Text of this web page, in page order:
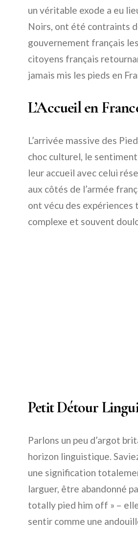
un véritable exode a eu
Noirs, ont été contraints
gouvernement français
citoyens français
jamais mis les pieds en
L’Accueil en
L’arrivée massive des
choc culturel, le
leur accueil avec celui
aux côtés de l’armée
ont vécu des expériences
complexe et souvent
Petit Détour
Parlons un peu d’argot
horizon linguistique.
une signification
larguer, être abandonné
totally pied him off » –
sentir comme une